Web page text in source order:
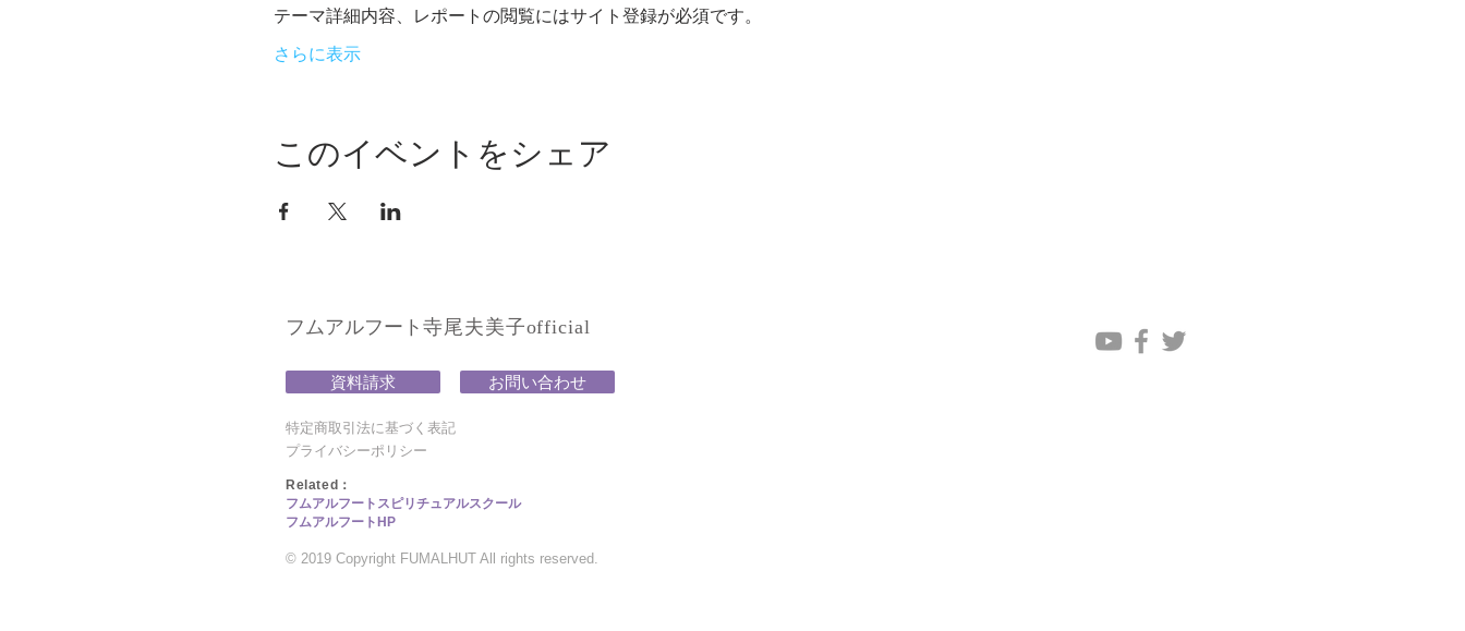
テーマ詳細内容、レポートの閲覧にはサイト登録が必須です。
さらに表示
このイベントをシェア
フムアルフート 寺尾夫美子official
資料請求 お問い合わせ
特定商取引法に基づく表記
プライバシーポリシー
​Related：
フムアルフートスピリチュアルスクール
フムアルフートHP
© 2019 Copyright FUMALHUT All rights reserved.